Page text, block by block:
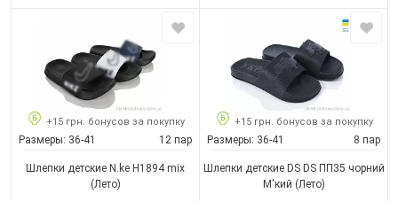
+15 грн. бонусов за покупку
Размеры: 36-41 12 пар
Шлепки детские N.ke H1894 mix
(Лето)
+15 грн. бонусов за покупку
Размеры: 36-41 8 пар
Шлепки детские DS DS ПП35 чорний
М'кий (Лето)